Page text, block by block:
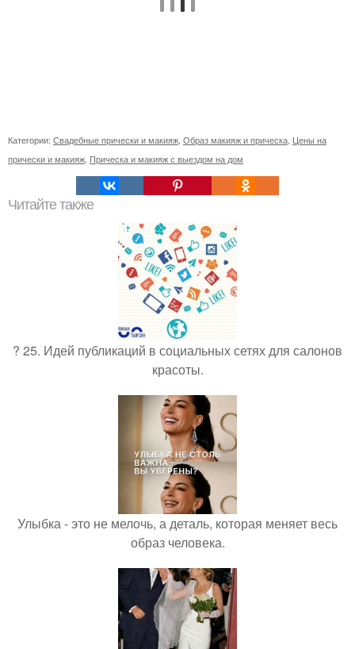
Категории: Свадебные прически и макияж, Образ макияж и прическа, Цены на
прически и макияж, Прическа и макияж с выездом на дом
Читайте также
? 25. Идей публикаций в социальных сетях для салонов
красоты.
Улыбка - это не мелочь, а деталь, которая меняет весь
образ человека.